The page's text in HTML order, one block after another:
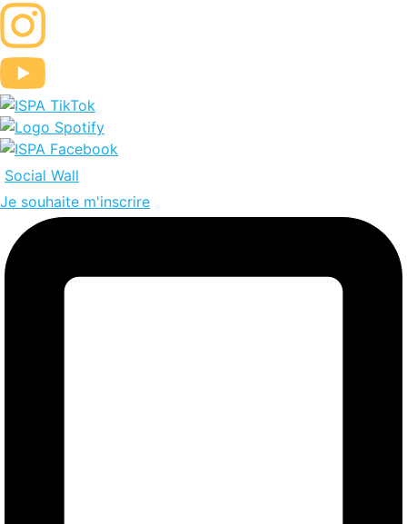
Aller
au
contenu
Social Wall
Je souhaite m'inscrire